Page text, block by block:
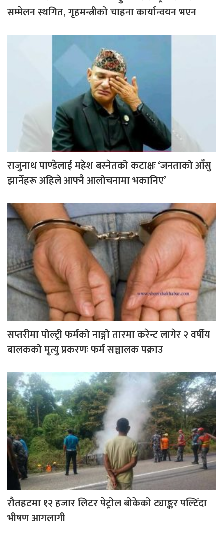
सम्मेलन स्थगित, गृहमन्त्रीको चाहना कार्यान्वयन भएन
राजुनाथ पाण्डेलाई महेश बस्नेतको कटाक्षः ‘जनताको आँसु
झार्नेहरू अहिले आफ्नै आलोचनामा भकानिए’
सप्तरीमा पोल्ट्री फर्मको नाङ्गो तारमा करेन्ट लागेर २ वर्षीय
बालकको मृत्यु प्रकरणः फर्म सञ्चालक पक्राउ
रौतहटमा १२ हजार लिटर पेट्रोल बोकेको ट्याङ्कर पल्टिँदा
भीषण आगलागी